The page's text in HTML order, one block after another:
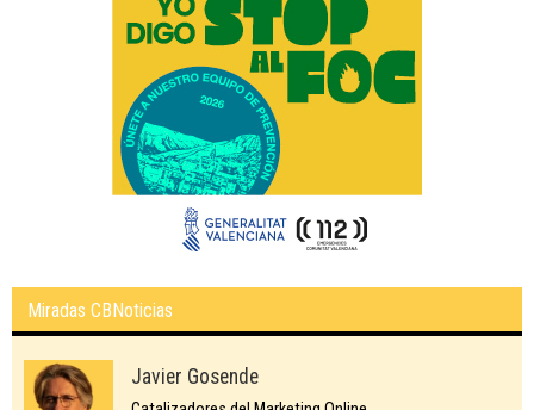
Miradas CBNoticias
Javier Gosende